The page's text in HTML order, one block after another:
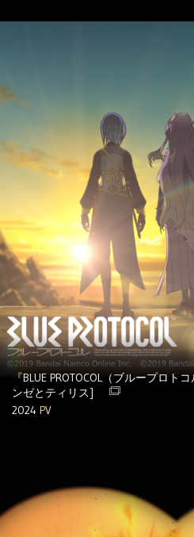
『BLUE PROTOCOL（ブループロト
ンゼとティリス]
2024 PV